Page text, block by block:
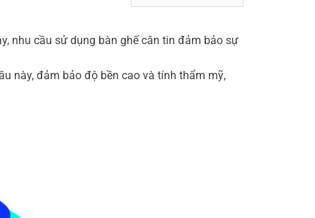
nhu cầu sử dụng bàn ghế căn tin đảm bảo sự
này, đảm bảo độ bền cao và tính thẩm mỹ,